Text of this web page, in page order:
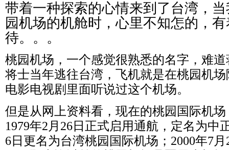
带着一种探索的心情来到了台湾，
园机场的机舱时，心里不知怎的，
待。。。
桃园机场，一个感觉很熟悉的名字，难
将士当年逃往台湾，飞机就是在桃园机
电影电视剧里面听说过这个机场。
但是从网上资料看，现在的桃园国际机场
1979年2 月 26日正式启用通航，定名为中
6日更名为台湾桃园国际机场； 2000年7月